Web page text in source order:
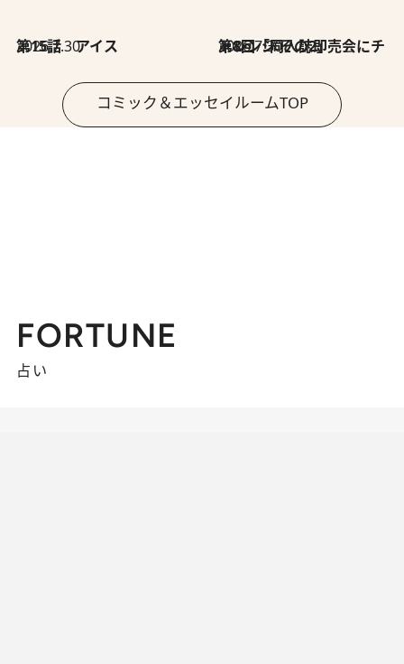
2026.7.30
第15話 アイス 2026.7.30
第8回「同人誌即売会にチャレンジ その2」
コミック＆エッセイルームTOP
FORTUNE
占い